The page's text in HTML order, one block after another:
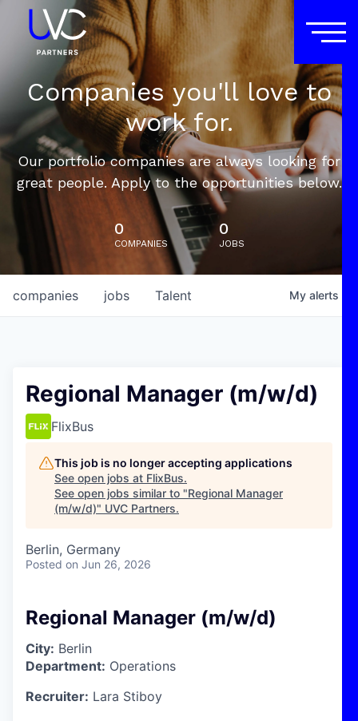
Companies you'll love to
work for.
Our portfolio companies are always looking for
great people. Apply to the opportunities below.
0
COMPANIES
0
JOBS
jobs
companies Talent My alerts
Regional Manager (m/w/d)
FlixBus
This job is no longer accepting applications
See open jobs at FlixBus.
See open jobs similar to "Regional Manager
(m/w/d)" UVC Partners.
Berlin, Germany
Posted on Jun 26, 2026
Regional Manager (m/w/d)
City: Berlin
Department: Operations
Recruiter: Lara Stiboy